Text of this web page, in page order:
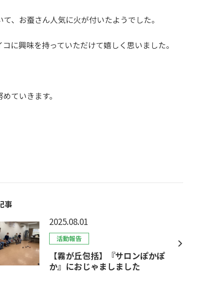
、お蚕さん人気に火が付いたようでした。
に興味を持っていただけて嬉しく思いました。
ていきます。
事
2025.08.01
活動報告
【霧が丘包括】『サロンぽかぽ
か』におじゃましました